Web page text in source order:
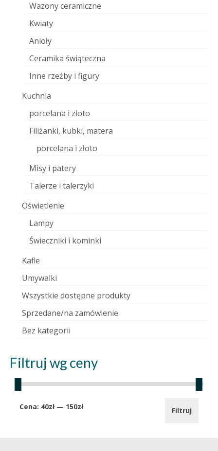
Wazony ceramiczne
Kwiaty
Anioły
Ceramika świąteczna
Inne rzeźby i figury
Kuchnia
porcelana i złoto
Filiżanki, kubki, matera
porcelana i złoto
Misy i patery
Talerze i talerzyki
Oświetlenie
Lampy
Świeczniki i kominki
Kafle
Umywalki
Wszystkie dostępne produkty
Sprzedane/na zamówienie
Bez kategorii
Filtruj wg ceny
Cena
Cena
Filtruj
Cena: 40zł— 150zł